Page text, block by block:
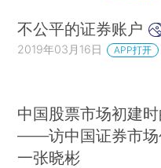
不公平的证券账户
2019年03月16日 APP打开
中国股票市场初建
——访中国证券市场
一张晓彬